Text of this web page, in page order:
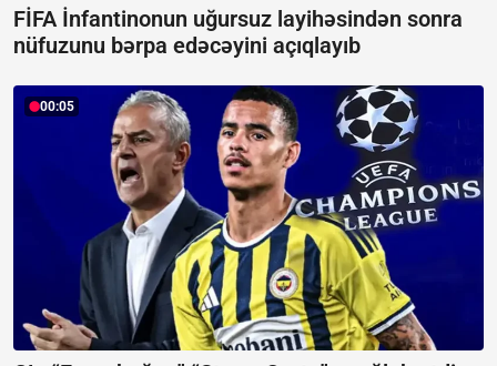
FİFA İnfantinonun uğursuz layihəsindən sonra
nüfuzunu bərpa edəcəyini açıqlayıb
00:05